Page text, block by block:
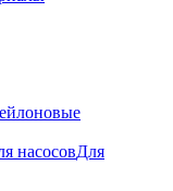
насосовДля